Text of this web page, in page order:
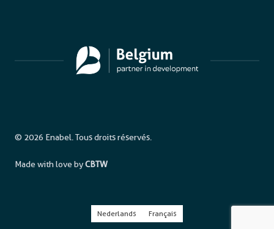
© 2026 Enabel. Tous droits réservés.
Made with love byCBTW
Nederlands Français